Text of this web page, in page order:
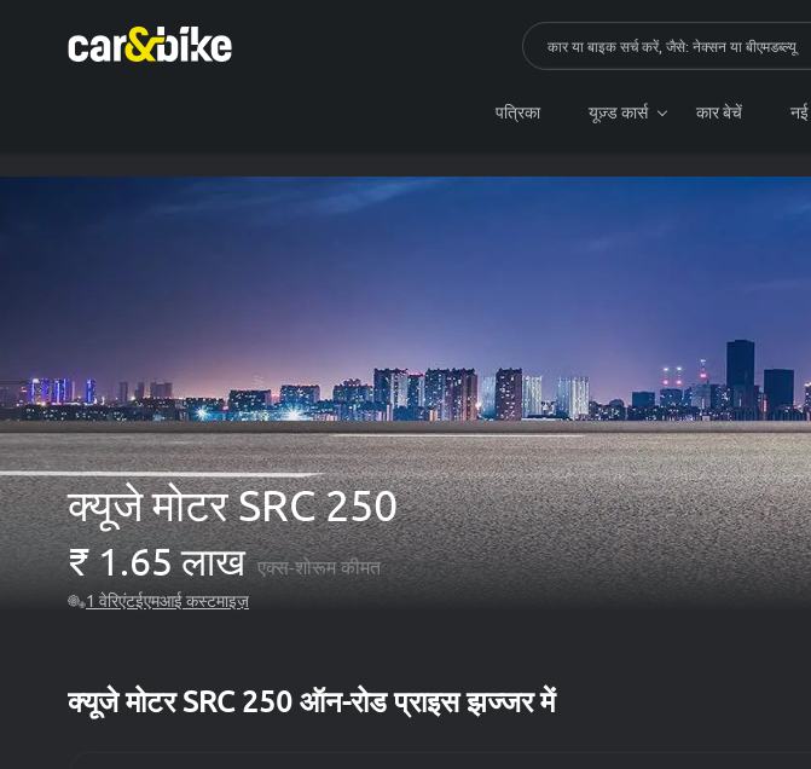
पत्रिका यूज़्ड कार्स कार बेचें नई
क्यूजे मोटर SRC 250
₹1.65 लाख एक्स-शोरूम कीमत
1 वेरिएंटईएमआई कस्टमाइज़
क्यूजे मोटर SRC 250 ऑन-रोड प्राइस झज्जर में